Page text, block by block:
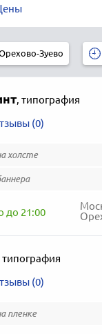
Зуево
, типография
(0)
холсте
до 21:00
типография
(0)
пленке